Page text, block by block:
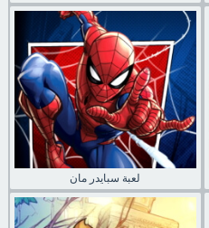
لعبة سبايدر مان